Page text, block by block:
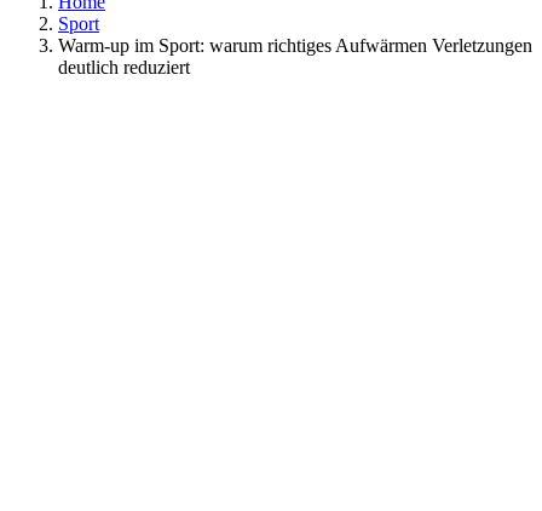
Sport
Warm-up im Sport: warum richtiges Aufwärmen Verletzungen
deutlich reduziert